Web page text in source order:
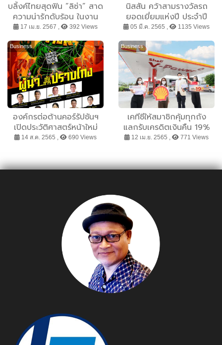
บลิ้งค์ไทยสุดฟิน “ลิซ่า” สาด
ความน่ารักดับร้อน ในงาน
LISA FAN MEET-UP Ease
Every Moment with
TrueMoney พร้อม
เซอร์ไพรส์สุดซึ้งสมความ
คิดถึง
17 เม.ย. 2567 , 392 Views
นิสสัน คว้าสามรางวัลรถ
ยอดเยี่ยมแห่งปี ประจำปี
2565
05 มี.ค. 2565 , 1135 Views
Business
องค์กรต่อต้านคอร์รัปชันฯ
เปิดประวัติศาสตร์หน้าใหม่
เน้นชู “ผู้นำ...กับการปราบ
ACT Ai กระตุ้นคนไทยร่วม
14 ส.ค. 2565 , 690 Views
Business
เคทีซีให้สมาชิกคุ้มทุกถัง
แลกรับเครดิตเงินคืน 19%
เมื่อเติมน้ำมันที่ปั๊มเชลล์ทั่ว
12 เม.ย. 2565 , 771 Views